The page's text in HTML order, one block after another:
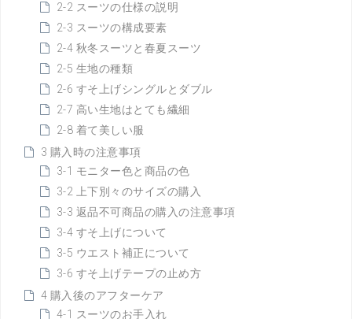
2-2 スーツの仕様の説明
2-3 スーツの構成要素
2-4 秋冬スーツと春夏スーツ
2-5 生地の種類
2-6 すそ上げシングルとダブル
2-7 高い生地はとても繊細
2-8 着て美しい服
3 購入時の注意事項
3-1 モニター色と商品の色
3-2 上下別々のサイズの購入
3-3 返品不可商品の購入の注意事項
3-4 すそ上げについて
3-5 ウエスト補正について
3-6 すそ上げテープの止め方
4 購入後のアフターケア
4-1 スーツのお手入れ